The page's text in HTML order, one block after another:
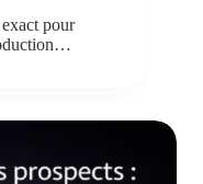
pour